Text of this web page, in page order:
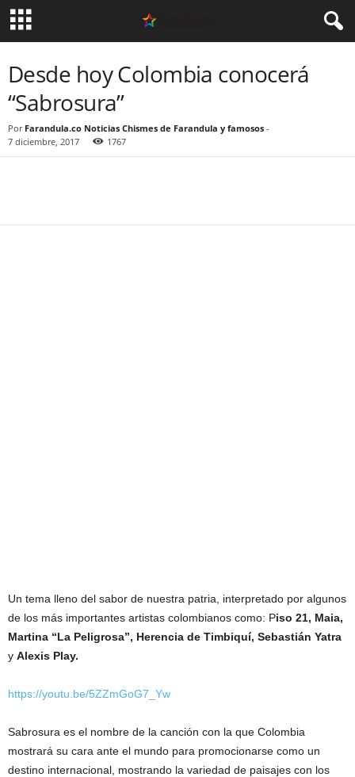
Desde hoy Colombia conocerá
“Sabrosura”
Por Farandula.co Noticias Chismes de Farandula y famosos -
7 diciembre, 2017
1767
Un tema lleno del sabor de nuestra patria, interpretado por algunos
de los más importantes artistas colombianos como: Piso 21, Maia,
Martina “La Peligrosa”, Herencia de Timbiquí, Sebastián Yatra
y Alexis Play.
https://youtu.be/5ZZmGoG7_Yw
Sabrosura es el nombre de la canción con la que Colombia
mostrará su cara ante el mundo para promocionarse como un
destino internacional, mostrando la variedad de paisajes con los